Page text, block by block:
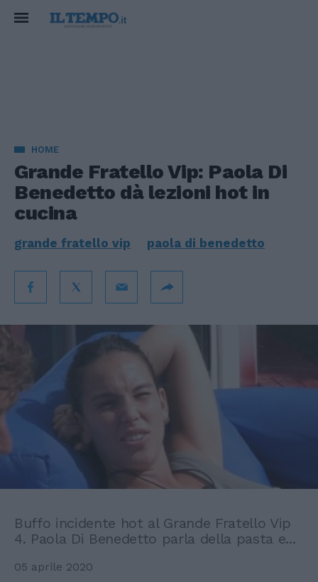
HOME
Grande Fratello Vip: Paola Di
Benedetto dà lezioni hot in
cucina
grande fratello vip paola di benedetto
Buffo incidente hot al Grande Fratello Vip
4. Paola Di Benedetto parla della pasta e...
05 aprile 2020